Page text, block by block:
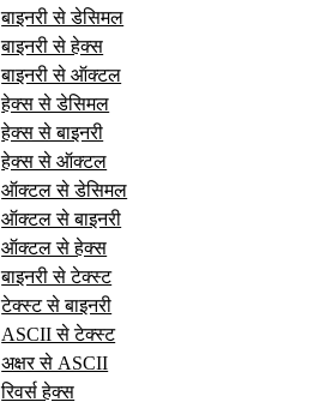
बाइनरी से डेसिमल
बाइनरी से हेक्स
बाइनरी से ऑक्टल
हेक्स से डेसिमल
हेक्स से बाइनरी
हेक्स से ऑक्टल
ऑक्टल से डेसिमल
ऑक्टल से बाइनरी
ऑक्टल से हेक्स
बाइनरी से टेक्स्ट
टेक्स्ट से बाइनरी
ASCII से टेक्स्ट
अक्षर से ASCII
रिवर्स हेक्स